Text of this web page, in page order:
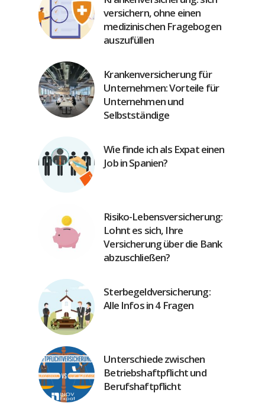
versichern, ohne einen
medizinischen Fragebogen
auszufüllen
Krankenversicherung für
Unternehmen: Vorteile für
Unternehmen und
Selbstständige
Wie finde ich als Expat einen
Job in Spanien?
Risiko-Lebensversicherung:
Lohnt es sich, Ihre
Versicherung über die Bank
abzuschließen?
Sterbegeldversicherung:
Alle Infos in 4 Fragen
Unterschiede zwischen
Betriebshaftpflicht und
Berufshaftpflicht